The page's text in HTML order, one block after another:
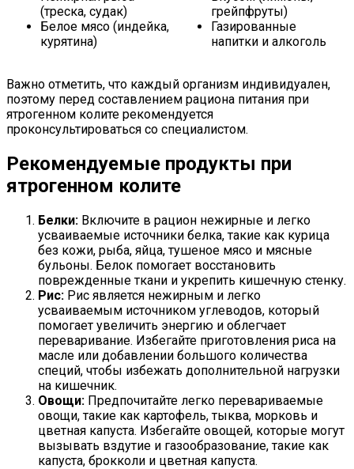
(треска, судак)
Белое мясо (индейка,
курятина)
грейпфруты)
Газированные
напитки и алкоголь
Важно отметить, что каждый организм индивидуален,
поэтому перед составлением рациона питания при
ятрогенном колите рекомендуется
проконсультироваться со специалистом.
Рекомендуемые продукты при
ятрогенном колите
Белки: Включите в рацион нежирные и легко
усваиваемые источники белка, такие как курица
без кожи, рыба, яйца, тушеное мясо и мясные
бульоны. Белок помогает восстановить
поврежденные ткани и укрепить кишечную стенку.
Рис: Рис является нежирным и легко
усваиваемым источником углеводов, который
помогает увеличить энергию и облегчает
переваривание. Избегайте приготовления риса на
масле или добавлении большого количества
специй, чтобы избежать дополнительной нагрузки
на кишечник.
Овощи: Предпочитайте легко перевариваемые
овощи, такие как картофель, тыква, морковь и
цветная капуста. Избегайте овощей, которые могут
вызывать вздутие и газообразование, такие как
капуста, брокколи и цветная капуста.